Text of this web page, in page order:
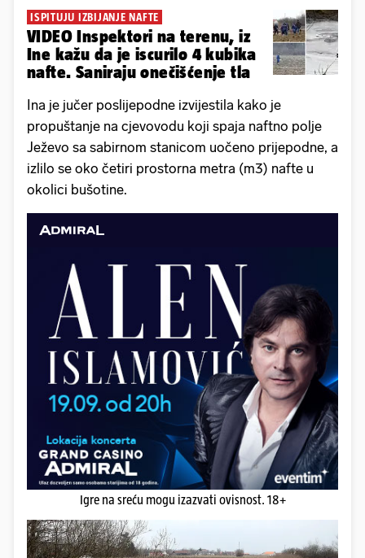
ISPITUJU IZBIJANJE NAFTE
VIDEO Inspektori na terenu, iz
Ine kažu da je iscurilo 4 kubika
nafte. Saniraju onečišćenje tla
Ina je jučer poslijepodne izvijestila kako je
propuštanje na cjevovodu koji spaja naftno polje
Ježevo sa sabirnom stanicom uočeno prijepodne, a
izlilo se oko četiri prostorna metra (m3) nafte u
okolici bušotine.
Igre na sreću mogu izazvati ovisnost. 18+